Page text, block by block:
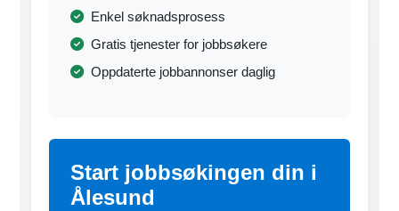
Enkel søknadsprosess
Gratis tjenester for jobbsøkere
Oppdaterte jobbannonser daglig
Start jobbsøkingen din i
Ålesund